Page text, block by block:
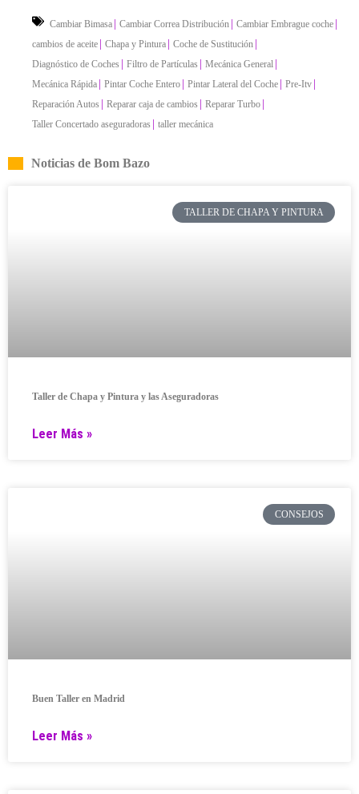
Cambiar Bimasa Cambiar Correa Distribución Cambiar Embrague coche
cambios de aceite Chapa y Pintura Coche de Sustitución
Diagnóstico de Coches Filtro de Partículas Mecánica General
Mecánica Rápida Pintar Coche Entero Pintar Lateral del Coche Pre-Itv
Reparación Autos Reparar caja de cambios Reparar Turbo
Taller Concertado aseguradoras taller mecánica
Noticias de Bom Bazo
TALLER DE CHAPA Y PINTURA
Taller de Chapa y Pintura y las Aseguradoras
Leer Más »
CONSEJOS
Buen Taller en Madrid
Leer Más »